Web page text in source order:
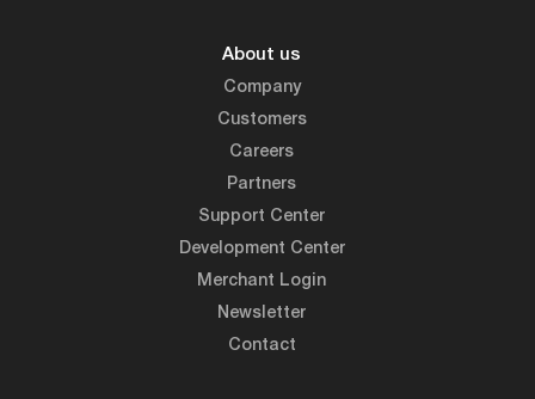
About us
Company
Customers
Careers
Partners
Support Center
Development Center
Merchant Login
Newsletter
Contact